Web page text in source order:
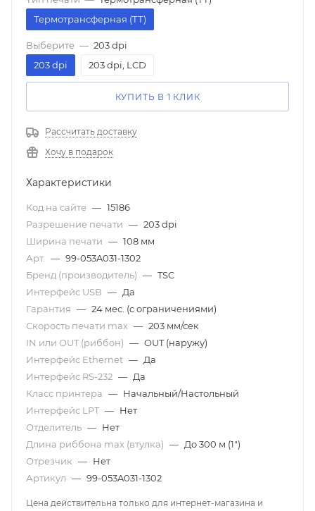
Термотрансферная (ТТ)
Выберите — 203 dpi
203 dpi
203 dpi, LCD
КУПИТЬ В 1 КЛИК
Рассчитать доставку
Хочу в подарок
Характеристики
Код на сайте — 15186
Разрешение печати — 203 dpi
Ширина печати — 108 мм
Арт.
— 99-053A031-1302
Бренд (производитель) — TSC
Интерфейс USB — Да
Гарантия — 24 мес. (с ограничениями)
Скорость печати mаx — 203 мм/сек
IN или OUT (риббон) — OUT (наружу)
Интерфейс Ethernet — Да
Интерфейс RS-232 — Да
Класс принтера — Начальный/Настольный
Интерфейс LPT — Нет
Отделитель — Нет
Длина риббона max (втулка) — До 300 м (1")
Отрезчик — Нет
Артикул — 99-053A031-1302
Цена действительна только для интернет-магазина и